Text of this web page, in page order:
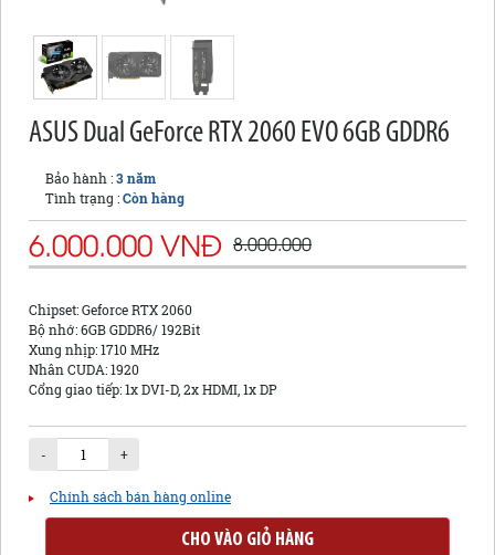
ASUS Dual GeForce RTX 2060 EVO 6GB GDDR6
Bảo hành :3 năm
Tình trạng :Còn hàng
6.000.000 VNĐ 8.000.000
Chipset: Geforce RTX 2060
Bộ nhớ: 6GB GDDR6/ 192Bit
Xung nhịp: 1710 MHz
Nhân CUDA: 1920
Cổng giao tiếp: 1x DVI-D, 2x HDMI, 1x DP
- +
Chính sách bán hàng online
CHO VÀO GIỎ HÀNG